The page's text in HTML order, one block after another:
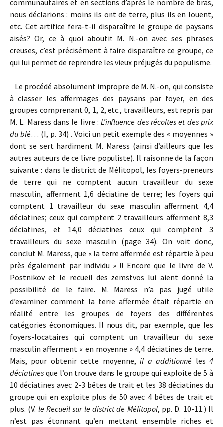
communautaires et en sections d’après le nombre de bras,
nous déclarions : moins ils ont de terre, plus ils en louent,
etc. Cet artifice fera-t-il disparaître le groupe de paysans
aisés? Or, ce à quoi aboutit M. N.-on avec ses phrases
creuses, c’est précisément à faire disparaître ce groupe, ce
qui lui permet de reprendre les vieux préjugés du populisme.
Le procédé absolument impropre de M. N.-on, qui consiste
à classer les affermages des paysans par foyer, en des
groupes comprenant 0, 1, 2, etc., travailleurs, est repris par
M. L. Maress dans le livre :L’influence des récoltes et des prix
du blé… (I, p. 34) . Voici un petit exemple des « moyennes »
dont se sert hardiment M. Maress (ainsi d’ailleurs que les
autres auteurs de ce livre populiste). Il raisonne de la façon
suivante : dans le district de Mélitopol, les foyers-preneurs
de terre qui ne comptent aucun travailleur du sexe
masculin, afferment 1,6 déciatine de terre; les foyers qui
comptent 1 travailleur du sexe masculin afferment 4,4
déciatines; ceux qui comptent 2 travailleurs afferment 8,3
déciatines, et 14,0 déciatines ceux qui comptent 3
travailleurs du sexe masculin (page 34). On voit donc,
conclut M. Maress, que « la terre affermée est répartie à peu
près également par individu » !! Encore que le livre de V.
Postnikov et le recueil des zemstvos lui aient donné la
possibilité de le faire. M. Maress n’a pas jugé utile
d’examiner comment la terre affermée était répartie en
réalité entre les groupes de foyers des différentes
catégories économiques. Il nous dit, par exemple, que les
foyers-locataires qui comptent un travailleur du sexe
masculin afferment « en moyenne » 4,4 déciatines de terre.
Mais, pour obtenir cette moyenne,il a additionné les4
déciatines que l’on trouve dans le groupe qui exploite de 5 à
10 déciatines avec 2-3 bêtes de trait et les 38 déciatines du
groupe qui en exploite plus de 50 avec 4 bêtes de trait et
plus. (V. le Recueil sur le district de Mélitopol, pp. D. 10-11.) Il
n’est pas étonnant qu’en mettant ensemble riches et